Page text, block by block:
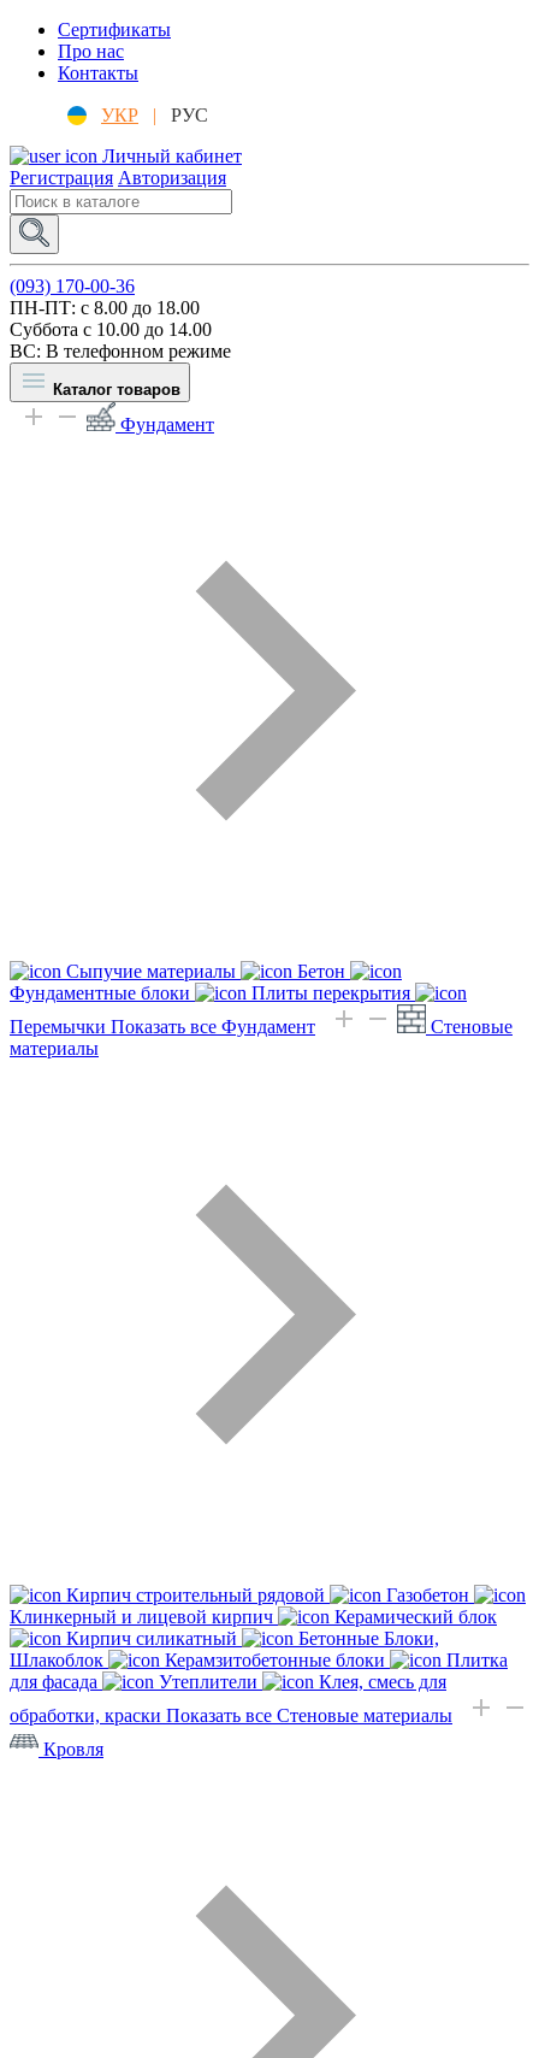
Сертификаты
Про нас
Контакты
УКР |
РУС
Личный кабинет
Регистрация Авторизация
(093) 170-00-36
ПН-ПТ: c 8.00 до 18.00
Суббота с 10.00 до 14.00
ВС: В телефонном режиме
Каталог товаров
Фундамент
Сыпучие материалы
Бетон
Фундаментные блоки
Плиты перекрытия
Перемычки Показать все Фундамент
Стеновые
материалы
Кирпич строительный рядовой
Газобетон
Клинкерный и лицевой кирпич
Керамический блок
Кирпич силикатный
Бетонные Блоки,
Шлакоблок
Керамзитобетонные блоки
Плитка
для фасада
Утеплители
Клея, смесь для
обработки, краски Показать все Стеновые материалы
Кровля